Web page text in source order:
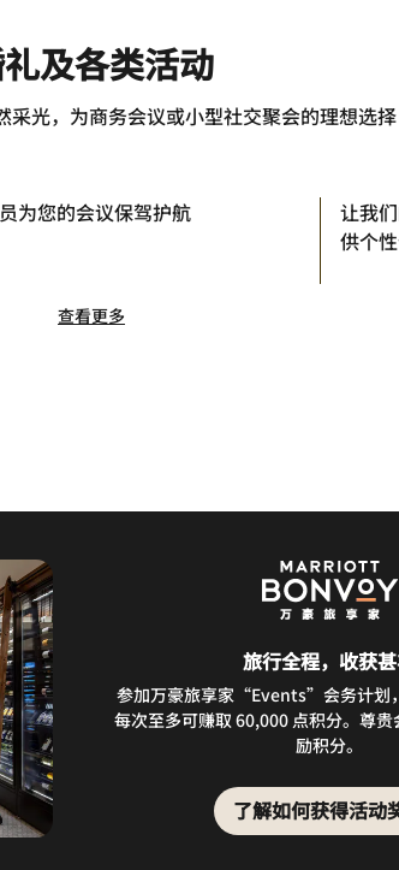
及各类活动
采光，为商务会议或小型社交聚会的理想选择
为您的会议保驾护航
让我
供个
查看更多
旅行全程，收获
参加万豪旅享家“Events”会务计划
每次至多可赚取 60,000 点积分。尊
励积分。
了解如何获得活动